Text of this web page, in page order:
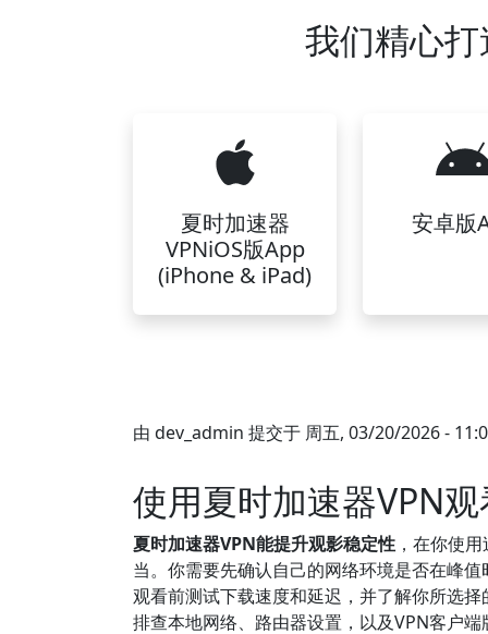
我们精心
夏时加速器
VPNiOS版App
(iPhone & iPad)
安卓版
由 dev_admin 提交于 周五, 03/20/2026 -
使用夏时加速器VPN
夏时加速器VPN能提升观影稳定性 ，在你使
当。你需要先确认自己的网络环境是否在峰
观看前测试下载速度和延迟，并了解你所选
排查本地网络、路由器设置，以及VPN客户